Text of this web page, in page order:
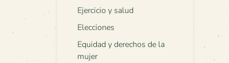
Ejercicio y salud
Elecciones
Equidad y derechos de la
mujer